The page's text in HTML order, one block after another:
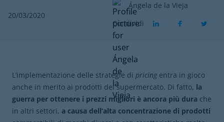
20/03/2020
Ángela de la Vieja
Condividi
L’implementazione delle strategie di pricingentra in gioco
anche in merito ai prodotti del supermercato. Di fatto, la
guerra per ottenere i prezzi migliori è ancora più dura che
in altri settori, a causa dell’alta concentrazione di prodotti